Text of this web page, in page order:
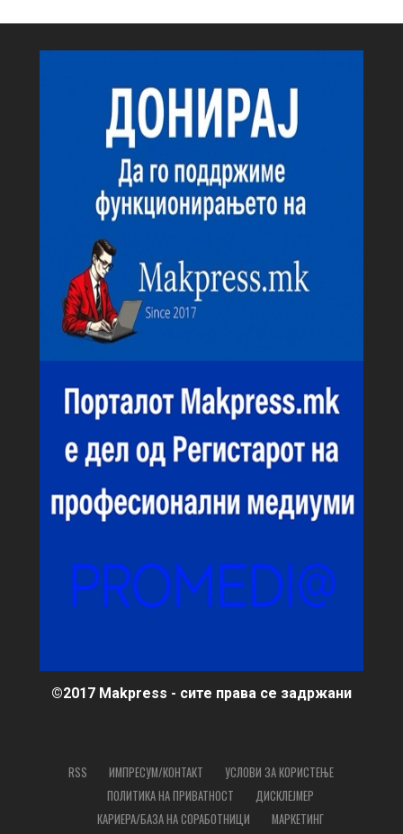
©2017 Makpress - сите права се задржани
RSS ИМПРЕСУМ/КОНТАКТ
УСЛОВИ ЗА КОРИСТЕЊЕ
ПОЛИТИКА НА ПРИВАТНОСТ
ДИСКЛЕЈМЕР
КАРИЕРА/БАЗА НА СОРАБОТНИЦИ
МАРКЕТИНГ